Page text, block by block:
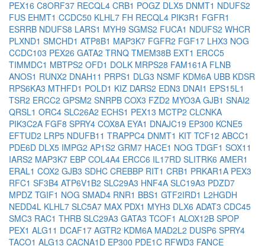
PEX16 C8ORF37 RECQL4 CRB1 POGZ DLX5 DNMT1 NDUFS2
FUS EHMT1 CCDC50 KLHL7 FH RECQL4 PIK3R1 FGFR1
ESRRB NDUFS8 LARS1 MYH9 SGMS2 FUCA1 NDUFS2 WHCR
PLXND1 SMCHD1 ATP8B1 MAP3K7 FGFR2 FGF17 LHX3 NOG
CCDC103 PEX26 GATA2 TRNQ TMEM38B EXT1 ERCC5
TIMMDC1 MBTPS2 OFD1 DOLK MRPS28 FAM161A FLNB
ANOS1 RUNX2 DNAH11 PRPS1 DLG3 NSMF KDM6A UBB KDSR
RPS6KA3 MTHFD1 POLD1 KIZ DARS2 EDN3 DNAI1 EPS15L1
TSR2 ERCC2 GPSM2 SNRPB COX3 FZD2 MYO3A GJB1 SNAI2
QRSL1 ORC4 SLC26A2 ECHS1 PEX13 MCTP2 CLCNKA
PIK3C2A FGF8 SPRY4 COX8A EYA1 DNAJC19 EP300 KCNE5
EFTUD2 LRP5 NDUFB11 TRAPPC4 DNMT1 KIT TCF12 ABCC1
PDE6D DLX5 IMPG2 AP1S2 GRM7 HACE1 NOG TDGF1 SOX11
IARS2 MAP3K7 EBP COL4A4 ERCC6 IL17RD SLITRK6 AMER1
ERAL1 COX2 GJB3 SDHC CREBBP RIT1 CRB1 PRKAR1A PEX3
RFC1 SF3B4 ATP6V1B2 SLC29A3 HNF4A SLC19A3 PDZD7
MPDZ TGIF1 NOG SMAD4 RNR1 BBS1 GTF2IRD1 L2HGDH
NEDD4L KLHL7 SLC5A7 MAX PDX1 MYH3 DLX6 ADAT3 CDC45
SMC3 RAC1 THRB SLC29A3 GATA3 TCOF1 ALOX12B SPOP
PEX1 ALG11 DCAF17 AGTR2 KDM6A MAD2L2 DUSP6 SPRY4
TACO1 ALG13 CACNA1D EP300 PDE1C RFWD3 FANCE